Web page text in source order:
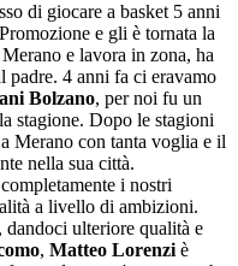
di giocare a basket 5 anni
e gli è tornata la
e lavora in zona, ha
padre. 4 anni fa ci eravamo
Bolzano, per noi fu un
stagione. Dopo le stagioni
Merano con tanta voglia e il
nella sua città.
i nostri
a livello di ambizioni.
dandoci ulteriore qualità e
, Matteo Lorenziè